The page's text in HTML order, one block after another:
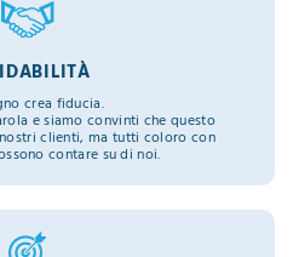
crea fiducia.
e siamo convinti che questo
clienti, ma tutti coloro con
contare su di noi.